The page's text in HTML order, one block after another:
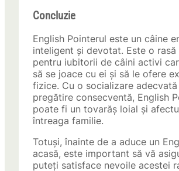
Concluzie
English Pointerul este un câine
inteligent și devotat. Este o rasă
pentru iubitorii de câini activi
să se joace cu ei și să le ofere
fizice. Cu o socializare
pregătire consecventă, English
poate fi un tovarăș loial și
întreaga familie.
Totuși, înainte de a aduce un
acasă, este important să vă
puteți satisface nevoile acestei